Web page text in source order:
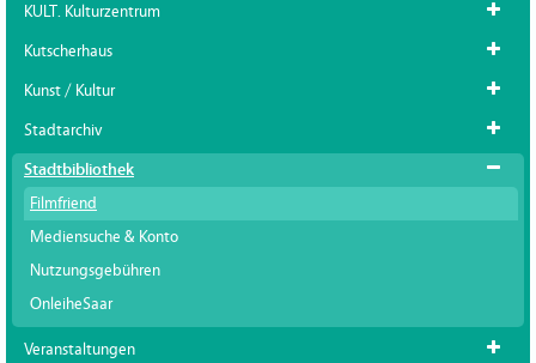
KULT. Kulturzentrum
Kutscherhaus
Kunst / Kultur
Stadtarchiv
Stadtbibliothek
Filmfriend
Mediensuche & Konto
Nutzungsgebühren
OnleiheSaar
Veranstaltungen